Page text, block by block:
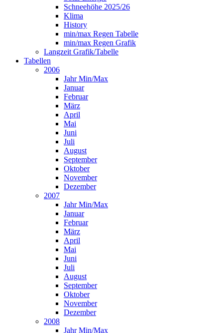
Schneehöhe 2025/26
Klima
History
min/max Regen Tabelle
min/max Regen Grafik
Langzeit Grafik/Tabelle
Tabellen
2006
Jahr Min/Max
Januar
Februar
März
April
Mai
Juni
Juli
August
September
Oktober
November
Dezember
2007
Jahr Min/Max
Januar
Februar
März
April
Mai
Juni
Juli
August
September
Oktober
November
Dezember
2008
Jahr Min/Max